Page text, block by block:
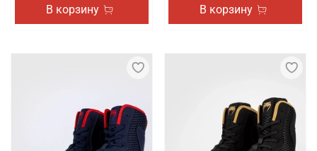
В корзину В корзину